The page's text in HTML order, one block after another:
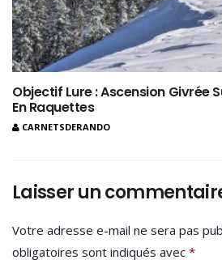
Objectif Lure : Ascension Givrée
En Raquettes
CARNETSDERANDO
Laisser un
Votre adresse e-mail ne sera pas
obligatoires sont indiqués avec *